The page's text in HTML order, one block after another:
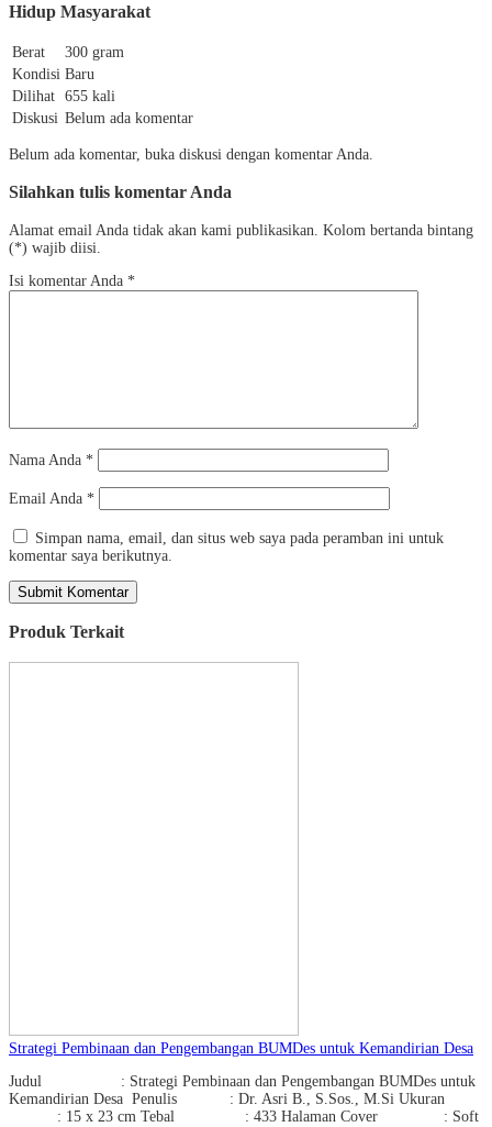
Hidup Masyarakat
Berat
300 gram
Kondisi Baru
Dilihat 655 kali
Diskusi Belum ada komentar
Belum ada komentar, buka diskusi dengan komentar Anda.
Silahkan tulis komentar Anda
Alamat email Anda tidak akan kami publikasikan. Kolom bertanda bintang
(*) wajib diisi.
Isi komentar Anda *
Nama Anda *
Email Anda *
Simpan nama, email, dan situs web saya pada peramban ini untuk
komentar saya berikutnya.
Produk Terkait
Strategi Pembinaan dan Pengembangan BUMDes untuk Kemandirian Desa
Judul : Strategi Pembinaan dan Pengembangan BUMDes untuk
Kemandirian Desa Penulis : Dr. Asri B., S.Sos., M.Si Ukuran
: 15 x 23 cm Tebal : 433 Halaman Cover : Soft